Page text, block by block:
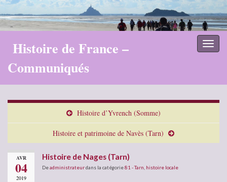
Histoire de France –
Communiqués
Histoire d’Yvrench (Somme)
Histoire et patrimoine de Navès (Tarn)
AVR
04
2019
Histoire de Nages (Tarn)
Deadministrateurdans la catégorie81 - Tarn histoire locale